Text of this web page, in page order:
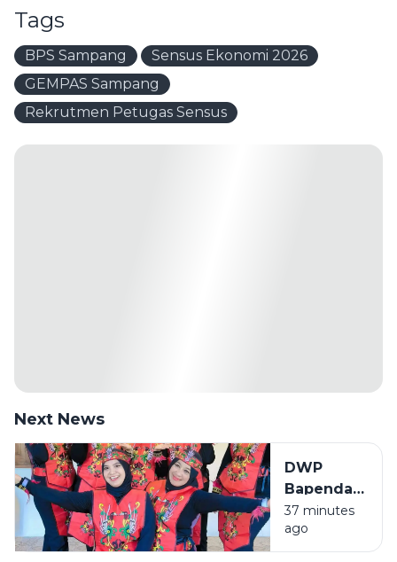
Tags
BPS Sampang
Sensus Ekonomi 2026
GEMPAS Sampang
Rekrutmen Petugas Sensus
Next News
DWP
Bapenda
Sumenep
Tampil
Semangat
37 minutes
ago